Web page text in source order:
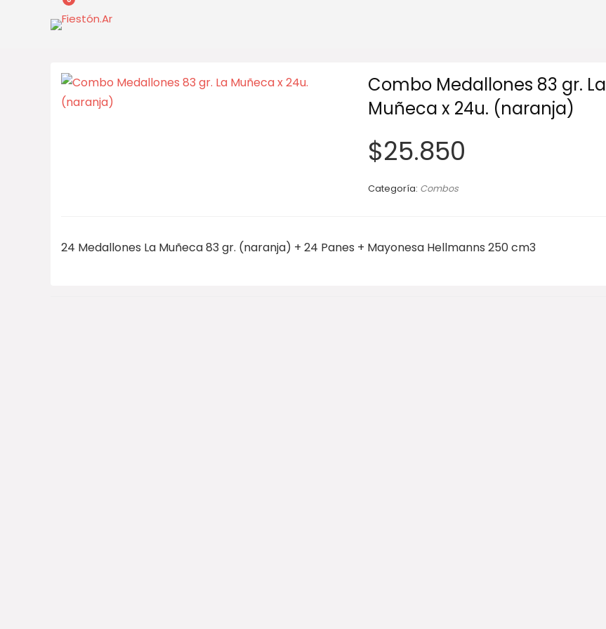
Combo Medallones 83 gr. La
Muñeca x 24u. (naranja)
$25.850
Categoría: Combos
24 Medallones La Muñeca 83 gr. (naranja) + 24 Panes + Mayonesa Hellmanns 250 cm3